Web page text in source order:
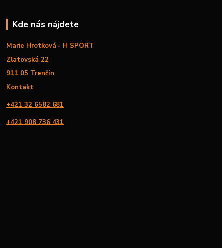
Kde nás nájdete
Marie Hrotková - H SPORT
Zlatovská 22
911 05 Trenčín
Kontakt
+421 32 6582 681
+421 908 736 431